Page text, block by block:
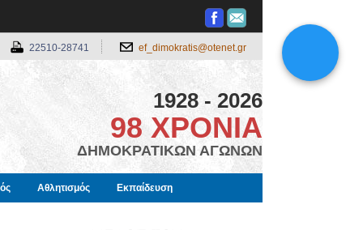
22510-28741 ef_dimokratis@otenet.gr
1928 - 2026
98 ΧΡΟΝΙΑ
ΔΗΜΟΚΡΑΤΙΚΩΝ ΑΓΩΝΩΝ
Αθλητισμός Εκπαίδευση